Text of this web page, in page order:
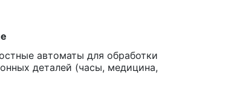
автоматы для обработки
деталей (часы, медицина,